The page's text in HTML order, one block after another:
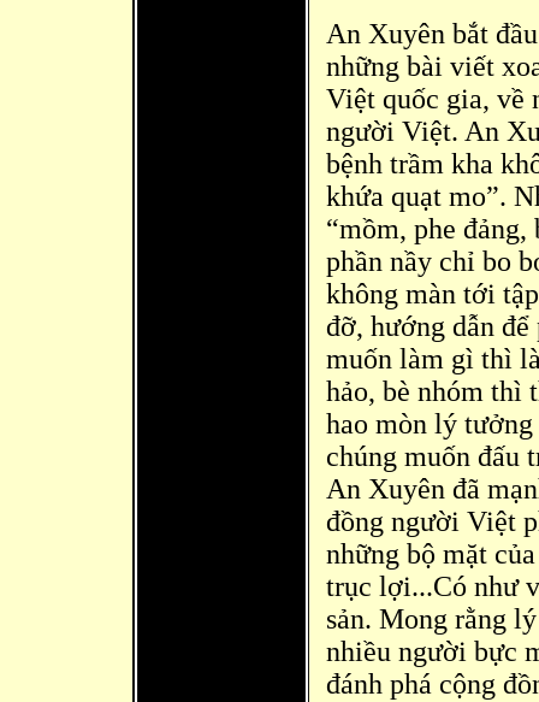
An Xuyên bắt đ
những bài viết
Việt quốc gia, về
người Việt. An
bệnh trầm kha
khứa quạt mo”.
“mồm, phe đảng,
phần nầy chỉ bo
không màn tới
đỡ, hướng dẫn
muốn làm gì thì
hảo, bè nhóm thì
hao mòn lý
chúng muốn đấu
An Xuyên đã
đồng người Việt
những bộ mặt
trục lợi...Có như
sản. Mong rằng
nhiều người bực
đánh phá cộng